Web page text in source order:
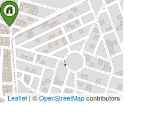
Leaflet | ©OpenStreetMapcontributors